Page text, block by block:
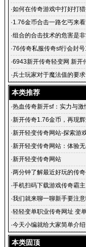
去式 德
·如何在传奇游戏中打好打
·1.76金币合击一路乞丐来
·组合的合击技术的危害是
·76传奇私服传奇sf行会封号
·6943新开传奇轻变网 新
满级 新开传奇网站广告 新
·兵士玩家对于魔法值的要
本类推荐
·热血传奇新开sf：实力与激
·新开传奇1.76金币，再现辉
·新开轻变传奇网站-探索游
奇之旅
·新开轻变传奇网站：体验
开轻变传奇网站：再现经典
·新开轻变传奇网站
·两分钟了解最近好玩的传
·手机扫码下载游戏传奇霸
亿 打金
·我们就来聊一聊新手要注
·轻轻变单职业传奇网址 变
传奇网站单职业介
·今天小编就给大家简单介
本类固顶